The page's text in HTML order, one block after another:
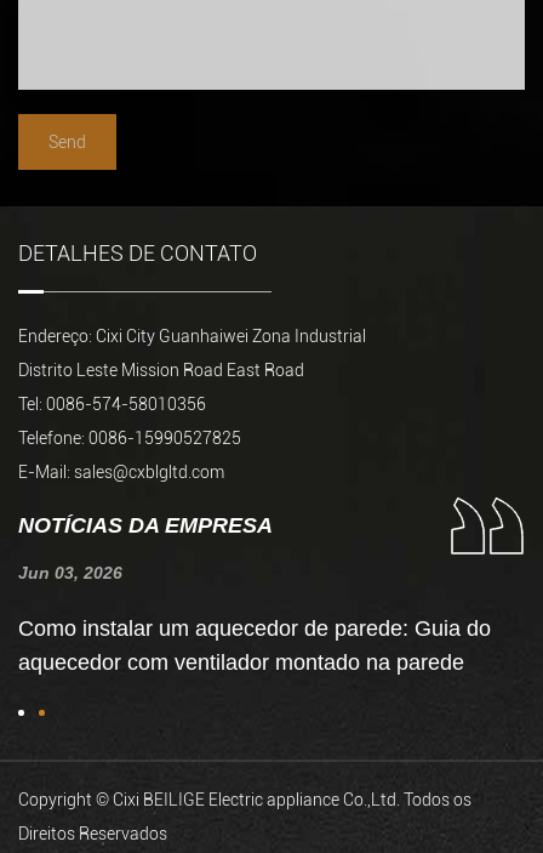
DETALHES DE CONTATO
Endereço: Cixi City Guanhaiwei Zona Industrial
Distrito Leste Mission Road East Road
Tel: 0086-574-58010356
Telefone: 0086-15990527825
E-Mail: sales@cxblgltd.com
NOTÍCIAS DA EMPRESA
Jun 03, 2026
Como instalar um aquecedor de parede: Guia do
aquecedor com ventilador montado na parede
Copyright © Cixi BEILIGE Electric appliance Co.,Ltd. Todos os
Direitos Reservados